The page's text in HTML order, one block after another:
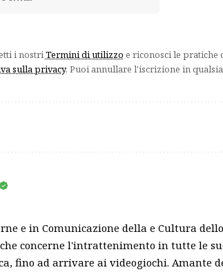
i nostriTermini di utilizzo e riconosci le pratiche
sulla privacy. Puoi annullare l'iscrizione in
e in Comunicazione della e Cultura
concerne l'intrattenimento in tutte le
fino ad arrivare ai videogiochi. Amante